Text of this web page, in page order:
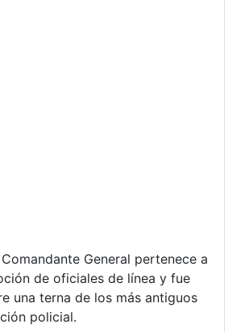
General pertenece a
de oficiales de línea y fue
una terna de los más antiguos
policial.